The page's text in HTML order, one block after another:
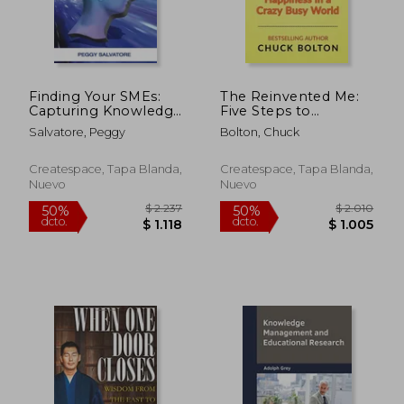
dcto. $ 10.549 dcto. $
Finding Your SMEs:
Capturing Knowledge
from Retiring Subject
Matter Experts in
Before They Retire
(en Inglés)
Salvatore, Peggy
Createspace, Tapa Blanda,
Nuevo
The Reinvented Me:
Five Steps to
Happiness in a Crazy
Busy World (en
Bolton, Chuck
Createspace, Tapa Blanda,
Nuevo